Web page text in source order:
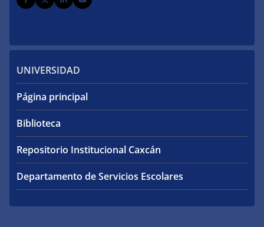
UNIVERSIDAD
Página principal
Biblioteca
Repositorio Institucional Caxcán
Departamento de Servicios Escolares